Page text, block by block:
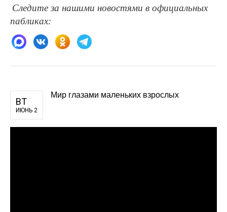
Следите за нашими новостями в официальных
пабликах:
ВТ
ИЮНЬ 2
Мир глазами маленьких взрослых